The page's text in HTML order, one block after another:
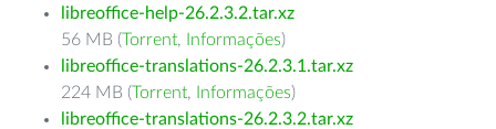
libreoffice-help-26.2.3.2.tar.xz
56 MB (Torrent, Informações)
libreoffice-translations-26.2.3.1.tar.xz
224 MB (Torrent, Informações)
libreoffice-translations-26.2.3.2.tar.xz